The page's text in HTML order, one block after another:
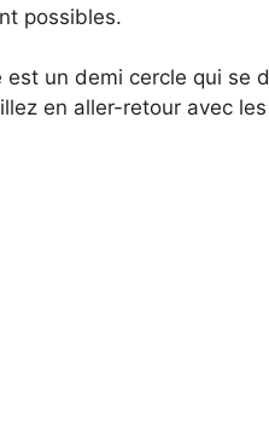
possibles.
un demi cercle qui se
en aller-retour avec